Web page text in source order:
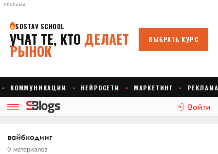
РЕКЛАМА
Войти
вайбкодинг
0 материалов